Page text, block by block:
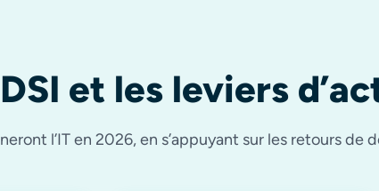
et les leviers
l’IT en 2026, en s’appuyant sur les retours de